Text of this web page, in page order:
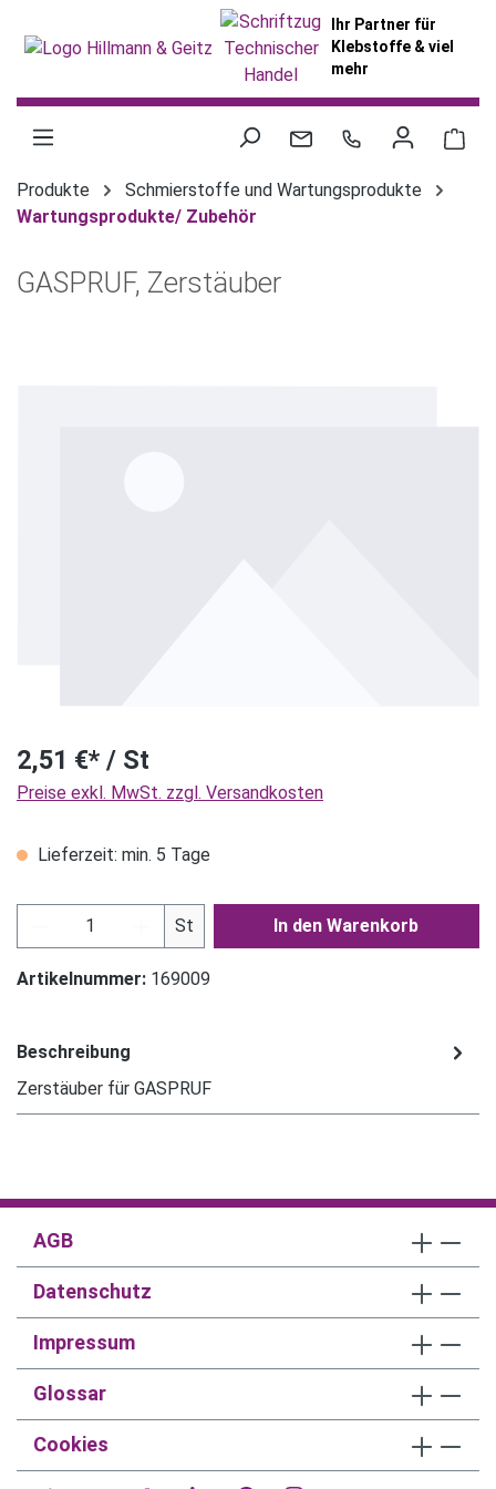
Ihr Partner für
Klebstoffe & viel
mehr
Produkte
Schmierstoffe und Wartungsprodukte
Wartungsprodukte/ Zubehör
GASPRUF, Zerstäuber
2,51 €* / St
Preise exkl. MwSt. zzgl. Versandkosten
Lieferzeit: min. 5 Tage
Produkt Anzahl: Gib den gewünschten Wert
St In den Warenkorb
Artikelnummer: 169009
Beschreibung
Zerstäuber für GASPRUF
AGB
Datenschutz
Impressum
Glossar
Cookies